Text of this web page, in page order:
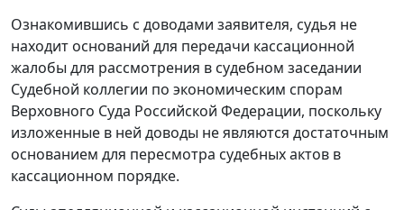
Ознакомившись с доводами заявителя, судья не
находит оснований для передачи кассационной
жалобы для рассмотрения в судебном заседании
Судебной коллегии по экономическим спорам
Верховного Суда Российской Федерации, поскольку
изложенные в ней доводы не являются достаточным
основанием для пересмотра судебных актов в
кассационном порядке.